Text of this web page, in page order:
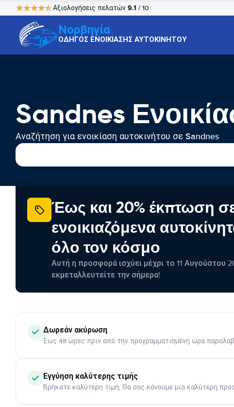
Αξιολογήσεις πελατών 9.1 / 10
Νορβηγία
ΟΔΗΓΟΣ ΕΝΟΙΚΙΑΣΗΣ ΑΥΤΟΚΙΝΗΤΟΥ
Sandnes
Αναζήτηση για ενοικίαση αυτοκινήτου σε Sandnes
Έως και 20% έκπτωση
ενοικιαζόμενα
όλο τον κόσμο
Αυτή η προσφορά ισχύει μέχρι το 11 Αυγούστου
εκμεταλλευτείτε την σήμερα!
Δωρεάν ακύρωση
Έως 48 ώρες πριν από την προγραμματισμένη ώρα
Εγγύηση καλύτερης τιμής
Βρήκατε καλύτερη τιμή; Θα σας κάνουμε μια καλύτερη